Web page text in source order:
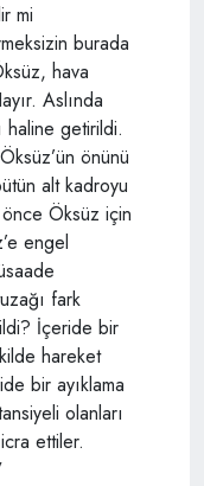
mi
burada
hava
Aslında
haline getirildi.
önünü
alt kadroyu
önce Öksüz için
engel
fark
İçeride bir
hareket
bir ayıklama
olanları
ettiler.